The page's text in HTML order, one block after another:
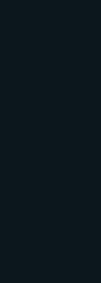
„A." (11,85 m
kW). Sie verlangte
„C." (12,95 m
kW) Ersatz des
auf dem Rhein am
16.00 Uhr fuhr MY
an
krängte
vor: Ihre
die von MY „C."
„A." habe sich
gekrängt, habe
gesunken.
indem er
der von
habe, dass
worden sei.
„A." keine